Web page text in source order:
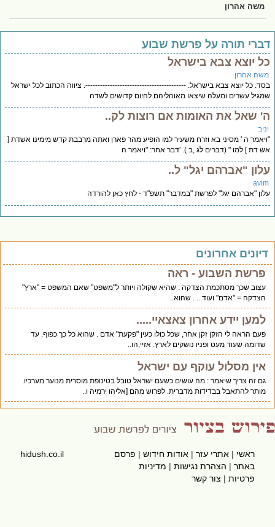
משה אהרון
תורה על פרשת שבוע
יוצא צבא בישראל
אהרון
כל יוצא צבא בישראל. -----------------------------------------. ציווה הכתוב לכל ישראל
עשרים ומעלה שיצאו מאוהליהם להיום קדושים לשדה
שאל את האומות אם רוצות לק..
ה ' מסיני בא וזרח משעיר למו הופיע מהר פארן ואתה מרבבת קדש מימינו אשדת [
דת ] למו " (דברים לג ,ב ). 'דבר אחר: "ויאמר ה
"אברהם יגל" ל..
"אברהם יגל" לפרשת "במדבר" תשפ"ד - לחץ כאן להורדה
אחרונים
פרשת השבוע - ראה
עצוב שכך מסתכמת הצדקה : שהיא שקולה ויותר ל"משפט" שאם המשפט = "ארץ"
הצדקה = "אדם" ועוד... . שהוא..
למען יידע אחרון צאצאיי.....
פעם הראה לי הזקן זקן אחר, שכל כולו כעין "פקעת" אדם . שהוא כל כך כפוף. עד
שדומה שעוד מעט ופניו נושקים לארץ. אזיי,הו..
אין מסלול עוקף עם ישראל
גם זה צריך שיאמר : מה עושים כשעם ישראל טובל בטינופת מוסרית מנוער מערכיו.
מותר להתאבל בבדידות מדברית. לפרוש מהם [אליהו ירמיה ו..
ראשי|אתרי עזר|אודות חידוש|פרסם
באתר|הצהרת נגישות|מדיניות
פרטיות|צור קשר
hidush.co.il